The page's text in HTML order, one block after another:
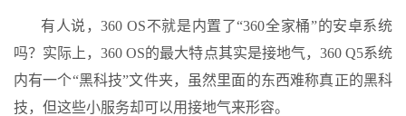
有人说，360 OS不就是内置了“360全家桶”的安卓系统
吗？实际上，360 OS的最大特点其实是接地气，360 Q5系统
内有一个“黑科技”文件夹，虽然里面的东西难称真正的黑科
技，但这些小服务却可以用接地气来形容。